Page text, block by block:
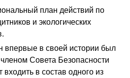
план действий по
и экологических
впервые в своей истории был
Совета Безопасности
в состав одного из